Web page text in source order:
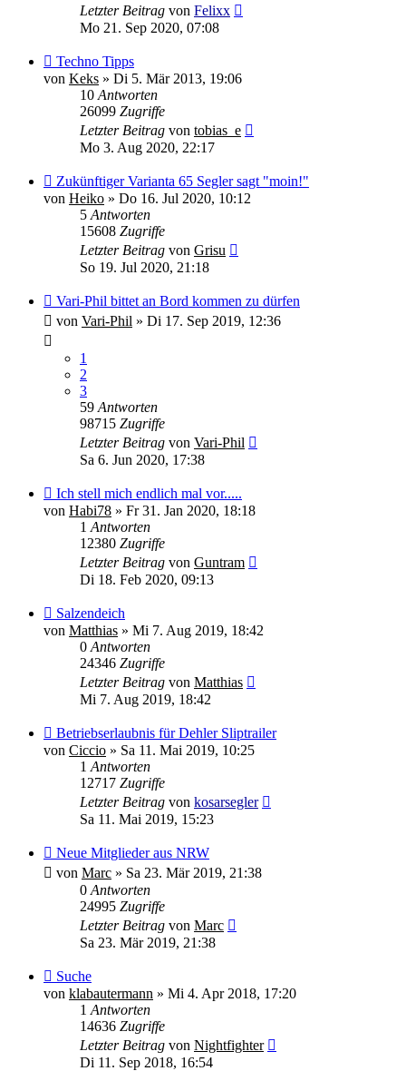
Letzter Beitrag von Felixx
Mo 21. Sep 2020, 07:08
Techno Tipps
von Keks » Di 5. Mär 2013, 19:06
10 Antworten
26099 Zugriffe
Letzter Beitrag von tobias_e
Mo 3. Aug 2020, 22:17
Zukünftiger Varianta 65 Segler sagt "moin!"
von Heiko » Do 16. Jul 2020, 10:12
5 Antworten
15608 Zugriffe
Letzter Beitrag von Grisu
So 19. Jul 2020, 21:18
Vari-Phil bittet an Bord kommen zu dürfen
von Vari-Phil » Di 17. Sep 2019, 12:36
1
2
3
59 Antworten
98715 Zugriffe
Letzter Beitrag von Vari-Phil
Sa 6. Jun 2020, 17:38
Ich stell mich endlich mal vor.....
von Habi78 » Fr 31. Jan 2020, 18:18
1 Antworten
12380 Zugriffe
Letzter Beitrag von Guntram
Di 18. Feb 2020, 09:13
Salzendeich
von Matthias » Mi 7. Aug 2019, 18:42
0 Antworten
24346 Zugriffe
Letzter Beitrag von Matthias
Mi 7. Aug 2019, 18:42
Betriebserlaubnis für Dehler Sliptrailer
von Ciccio » Sa 11. Mai 2019, 10:25
1 Antworten
12717 Zugriffe
Letzter Beitrag von kosarsegler
Sa 11. Mai 2019, 15:23
Neue Mitglieder aus NRW
von Marc » Sa 23. Mär 2019, 21:38
0 Antworten
24995 Zugriffe
Letzter Beitrag von Marc
Sa 23. Mär 2019, 21:38
Suche
von klabautermann » Mi 4. Apr 2018, 17:20
1 Antworten
14636 Zugriffe
Letzter Beitrag von Nightfighter
Di 11. Sep 2018, 16:54